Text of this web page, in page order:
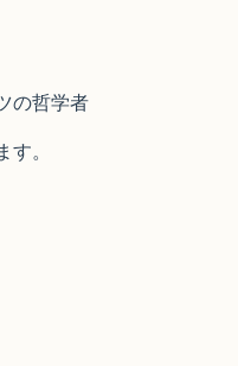
の哲学者
。